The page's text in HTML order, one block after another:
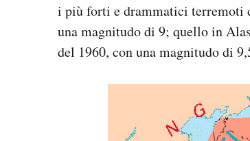
i più forti e drammatici terremoti
una magnitudo di 9; quello in
del 1960, con una magnitudo di